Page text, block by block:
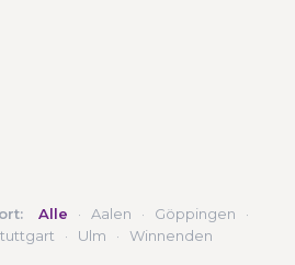
Alle · Aalen · Göppingen
·
· Ulm · Winnenden